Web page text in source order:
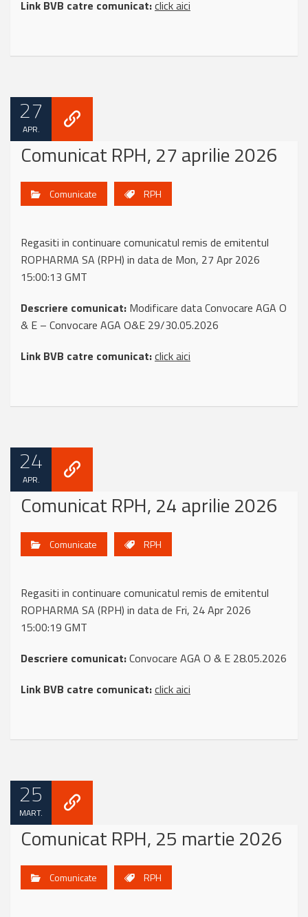
Link BVB catre comunicat:click aici
27
APR.
Comunicat RPH, 27 aprilie 2026
Comunicate RPH
Regasiti in continuare comunicatul remis de emitentul
ROPHARMA SA (RPH) in data de Mon, 27 Apr 2026
15:00:13 GMT
Descriere comunicat: Modificare data Convocare AGA O
& E – Convocare AGA O&E 29/30.05.2026
Link BVB catre comunicat:click aici
24
APR.
Comunicat RPH, 24 aprilie 2026
Comunicate RPH
Regasiti in continuare comunicatul remis de emitentul
ROPHARMA SA (RPH) in data de Fri, 24 Apr 2026
15:00:19 GMT
Descriere comunicat:Convocare AGA O & E 28.05.2026
Link BVB catre comunicat:click aici
25
MART.
Comunicat RPH, 25 martie 2026
Comunicate RPH